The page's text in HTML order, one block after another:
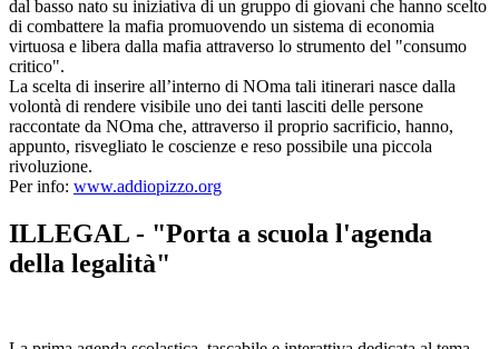
dal basso nato su iniziativa di un gruppo di giovani che hanno scelto
di combattere la mafia promuovendo un sistema di economia
virtuosa e libera dalla mafia attraverso lo strumento del "consumo
critico".
La scelta di inserire all’interno di NOma tali itinerari nasce dalla
volontà di rendere visibile uno dei tanti lasciti delle persone
raccontate da NOma che, attraverso il proprio sacrificio, hanno,
appunto, risvegliato le coscienze e reso possibile una piccola
rivoluzione.
Per info: www.addiopizzo.org
ILLEGAL - "Porta a scuola l'agenda
della legalità"